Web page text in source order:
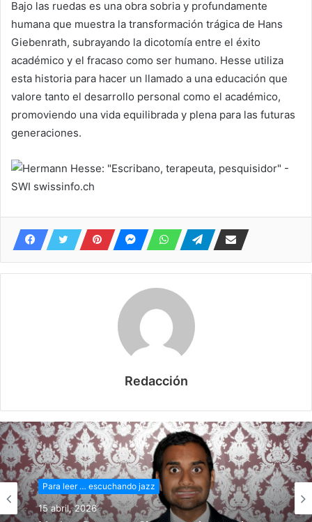
Bajo las ruedas es una obra sobria y profundamente
humana que muestra la transformación trágica de Hans
Giebenrath, subrayando la dicotomía entre el éxito
académico y el fracaso como ser humano. Hesse utiliza
esta historia para hacer un llamado a una educación que
valore tanto el desarrollo personal como el académico,
promoviendo una vida equilibrada y plena para las futuras
generaciones.
Redacción
Para leer … escuchando jazz
15 abril, 2026